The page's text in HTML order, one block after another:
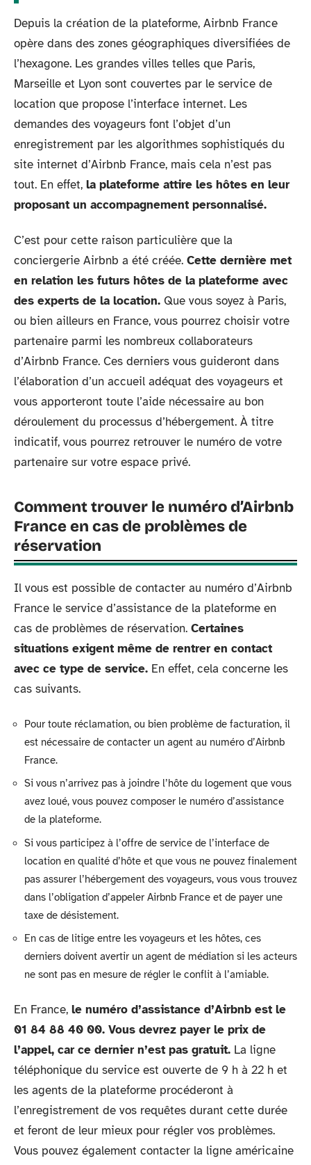
Depuis la création de la plateforme, Airbnb France
opère dans des zones géographiques diversifiées de
l’hexagone. Les grandes villes telles que Paris,
Marseille et Lyon sont couvertes par le service de
location que propose l’interface internet. Les
demandes des voyageurs font l’objet d’un
enregistrement par les algorithmes sophistiqués du
site internet d’Airbnb France, mais cela n’est pas
tout. En effet, la plateforme attire les hôtes en leur
proposant un accompagnement personnalisé.
C’est pour cette raison particulière que la
conciergerie Airbnb a été créée. Cette dernière met
en relation les futurs hôtes de la plateforme avec
des experts de la location. Que vous soyez à Paris,
ou bien ailleurs en France, vous pourrez choisir votre
partenaire parmi les nombreux collaborateurs
d’Airbnb France. Ces derniers vous guideront dans
l’élaboration d’un accueil adéquat des voyageurs et
vous apporteront toute l’aide nécessaire au bon
déroulement du processus d’hébergement. À titre
indicatif, vous pourrez retrouver le numéro de votre
partenaire sur votre espace privé.
Comment trouver le numéro d’Airbnb
France en cas de problèmes de
réservation
Il vous est possible de contacter au numéro d’Airbnb
France le service d’assistance de la plateforme en
cas de problèmes de réservation. Certaines
situations exigent même de rentrer en contact
avec ce type de service. En effet, cela concerne les
cas suivants.
Pour toute réclamation, ou bien problème de facturation, il
est nécessaire de contacter un agent au numéro d’Airbnb
France.
Si vous n’arrivez pas à joindre l’hôte du logement que vous
avez loué, vous pouvez composer le numéro d’assistance
de la plateforme.
Si vous participez à l’offre de service de l’interface de
location en qualité d’hôte et que vous ne pouvez finalement
pas assurer l’hébergement des voyageurs, vous vous trouvez
dans l’obligation d’appeler Airbnb France et de payer une
taxe de désistement.
En cas de litige entre les voyageurs et les hôtes, ces
derniers doivent avertir un agent de médiation si les acteurs
ne sont pas en mesure de régler le conflit à l’amiable.
En France, le numéro d’assistance d’Airbnb est le
01 84 88 40 00. Vous devrez payer le prix de
l’appel, car ce dernier n’est pas gratuit. La ligne
téléphonique du service est ouverte de 9 h à 22 h et
les agents de la plateforme procéderont à
l’enregistrement de vos requêtes durant cette durée
et feront de leur mieux pour régler vos problèmes.
Vous pouvez également contacter la ligne américaine